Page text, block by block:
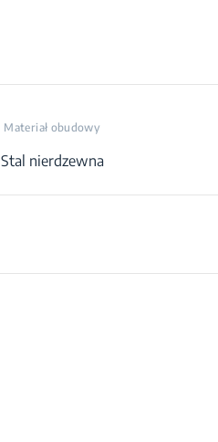
Materiał obudowy
Stal nierdzewna